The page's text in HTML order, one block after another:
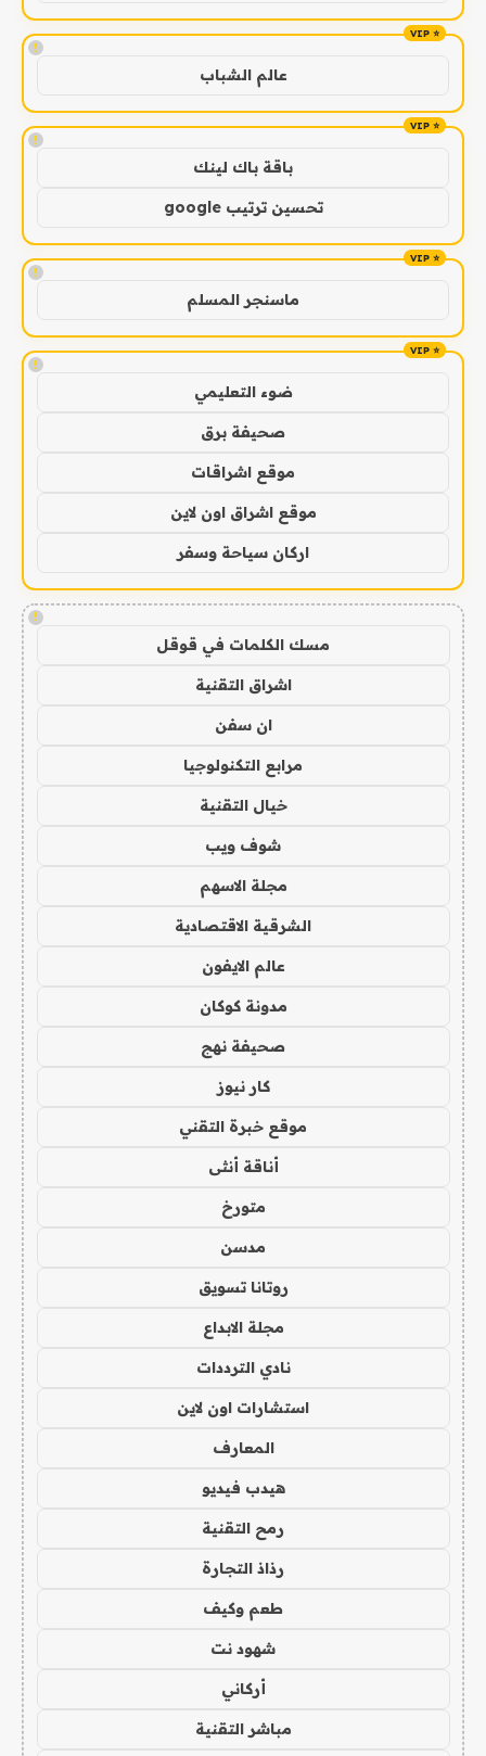
!
عالم الشباب
!
باقة باك لينك
تحسين ترتيب google
!
ماسنجر المسلم
!
ضوء التعليمي
صحيفة برق
موقع اشراقات
موقع اشراق اون لاين
اركان سياحة وسفر
!
مسك الكلمات في قوقل
اشراق التقنية
ان سفن
مرابع التكنولوجيا
خيال التقنية
شوف ويب
مجلة الاسهم
الشرقية الاقتصادية
عالم الايفون
مدونة كوكان
صحيفة نهج
كار نيوز
موقع خبرة التقني
أناقة أنثى
متورخ
مدسن
روتانا تسويق
مجلة الابداع
نادي الترددات
استشارات اون لاين
المعارف
هيدب فيديو
رمح التقنية
رذاذ التجارة
طعم وكيف
شهود نت
أركاني
مباشر التقنية